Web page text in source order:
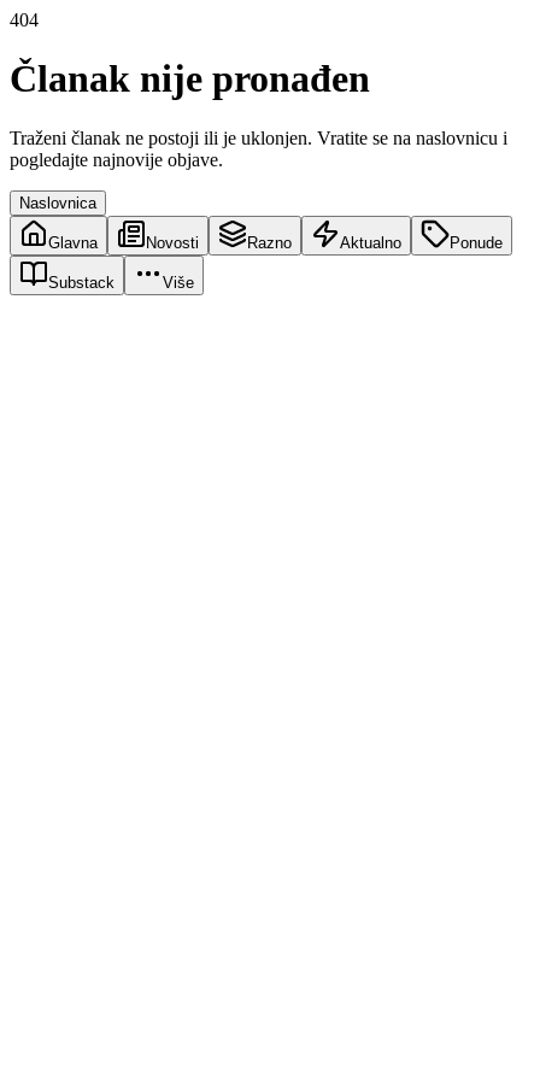
404
Članak nije pronađen
Traženi članak ne postoji ili je uklonjen. Vratite se na naslovnicu i
pogledajte najnovije objave.
Naslovnica
Glavna Novosti Razno Aktualno Ponude
Substack Više